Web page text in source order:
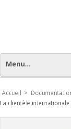
Menu...
Accueil >
La clientèle